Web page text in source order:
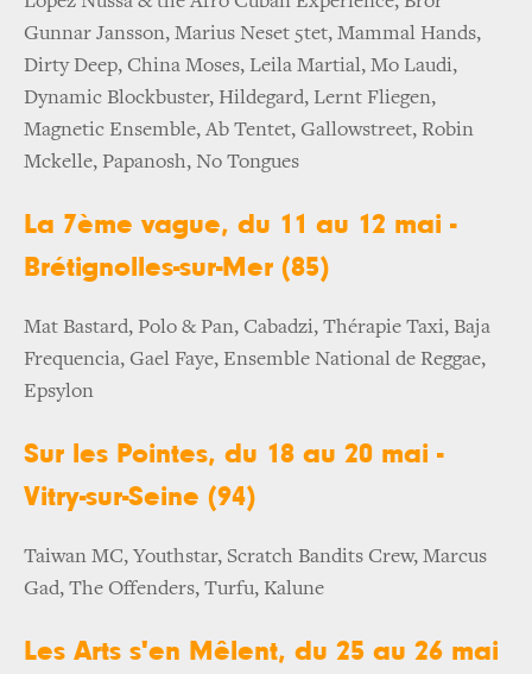
Gunnar Jansson, Marius Neset 5tet, Mammal Hands,
Dirty Deep, China Moses, Leila Martial, Mo Laudi,
Dynamic Blockbuster, Hildegard, Lernt Fliegen,
Magnetic Ensemble, Ab Tentet, Gallowstreet, Robin
Mckelle, Papanosh, No Tongues
La 7ème vague, du 11 au 12 mai -
Brétignolles-sur-Mer (85)
Mat Bastard, Polo & Pan, Cabadzi, Thérapie Taxi, Baja
Frequencia, Gael Faye, Ensemble National de Reggae,
Epsylon
Sur les Pointes, du 18 au 20 mai -
Vitry-sur-Seine (94)
Taiwan MC, Youthstar, Scratch Bandits Crew, Marcus
Gad, The Offenders, Turfu, Kalune
Les Arts s'en Mêlent, du 25 au 26 mai